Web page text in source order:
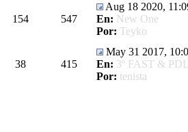
154 547
Aug 18 2020,
En: New One
Por: Teyko
38 415
May 31 2017,
En: 3º FAST &
Por: tenista